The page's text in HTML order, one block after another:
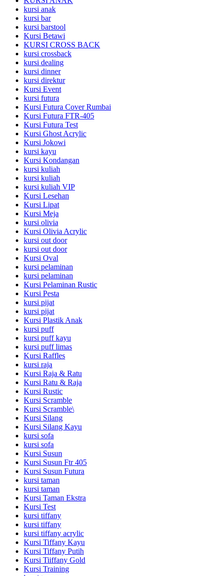
kursi anak
kursi bar
kursi barstool
Kursi Betawi
KURSI CROSS BACK
kursi crossback
kursi dealing
kursi dinner
kursi direktur
Kursi Event
kursi futura
Kursi Futura Cover Rumbai
Kursi Futura FTR-405
Kursi Futura Test
Kursi Ghost Acrylic
Kursi Jokowi
kursi kayu
Kursi Kondangan
kursi kuliah
kursi kuliah
kursi kuliah VIP
Kursi Lesehan
Kursi Lipat
Kursi Meja
kursi olivia
Kursi Olivia Acrylic
kursi out door
kursi out door
Kursi Oval
kursi pelaminan
kursi pelaminan
Kursi Pelaminan Rustic
Kursi Pesta
kursi pijat
kursi pijat
Kursi Plastik Anak
kursi puff
kursi puff kayu
kursi puff limas
Kursi Raffles
kursi raja
Kursi Raja & Ratu
Kursi Ratu & Raja
Kursi Rustic
Kursi Scramble
Kursi Scramble\
Kursi Silang
Kursi Silang Kayu
kursi sofa
kursi sofa
Kursi Susun
Kursi Susun Ftr 405
Kursi Susun Futura
kursi taman
kursi taman
Kursi Taman Ekstra
Kursi Test
kursi tiffany
kursi tiffany
kursi tiffany acrylic
Kursi Tiffany Kayu
Kursi Tiffany Putih
Kursi Tiiffany Gold
Kursi Training